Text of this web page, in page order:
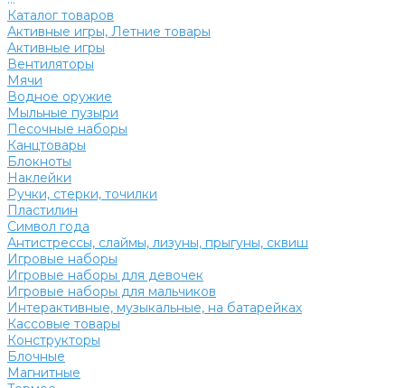
Каталог товаров
Активные игры, Летние товары
Активные игры
Вентиляторы
Мячи
Водное оружие
Мыльные пузыри
Песочные наборы
Канцтовары
Блокноты
Наклейки
Ручки, стерки, точилки
Пластилин
Символ года
Антистрессы, слаймы, лизуны, прыгуны, сквиш
Игровые наборы
Игровые наборы для девочек
Игровые наборы для мальчиков
Интерактивные, музыкальные, на батарейках
Кассовые товары
Конструкторы
Блочные
Магнитные